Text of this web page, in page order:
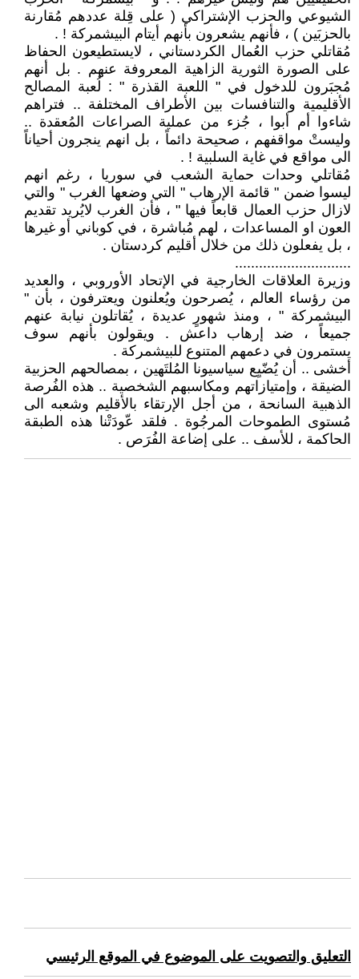
الشيوعي والحزب الإشتراكي ( على قِلة عددهم مُقارنة
بالحزبَين ) ، فأنهم يشعرون بأنهم أيتام البيشمركة ! .
مُقاتلي حزب العُمال الكردستاني ، لايستطيعون الحفاظ
على الصورة الثورية الزاهية المعروفة عنهم . بل أنهم
مُجبَرون للدخول في " اللعبة القذرة " : لُعبة المصالح
الأقليمية والتنافسات بين الأطراف المختلفة .. فتراهم
شاءوا أم أبوا ، جُزء من عملية الصراعات المُعقدة ..
وليستْ مواقفهم ، صحيحة دائماً ، بل انهم ينجرون أحياناً
الى مواقع في غاية السلبية ! .
مُقاتلي وحدات حماية الشعب في سوريا ، رغم انهم
ليسوا ضمن " قائمة الإرهاب " التي وضعها الغرب " والتي
لازال حزب العمال قابعاً فيها " ، فأن الغرب لايُريد تقديم
العون او المساعدات ، لهم مُباشرة ، في كوباني أو غيرها
، بل يفعلون ذلك من خلال أقليم كردستان .
.............................
وزيرة العلاقات الخارجية في الإتحاد الأوروبي ، والعديد
من رؤساء العالم ، يُصرحون ويُعلنون ويعترفون ، بأن "
البيشمركة " ، ومنذ شهورٍ عديدة ، يُقاتلون نيابة عنهم
جميعاً ، ضد إرهاب داعش . ويقولون بأنهم سوف
يستمرون في دعمهم المتنوع للبيشمركة .
أخشى .. أن يُضّيِع سياسيونا المُلتَهين ، بمصالحهم الحزبية
الضيقة ، وإمتيازاتهم ومكاسبهم الشخصية .. هذه الفُرصة
الذهبية السانحة ، من أجل الإرتقاء بالأقليم وشعبه الى
مُستوى الطموحات المرجُوة . فلقد عّودَتْنا هذه الطبقة
الحاكمة ، للأسف .. على إضاعة الفُرَص .
التعليق والتصويت على الموضوع في الموقع الرئيسي